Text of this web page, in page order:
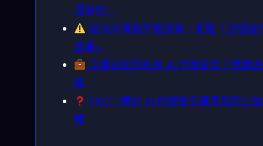
理導向」
最大的風險不是攻擊，而是「治理追
部署」
企業該如何布局 AI 代理安全？務實
圖
FAQ：關於 AI 代理安全最常見的三
題